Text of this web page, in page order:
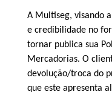
A Multiseg, visando
e credibilidade no
tornar publica sua
Mercadorias. O
devolução/troca do
que este apresenta